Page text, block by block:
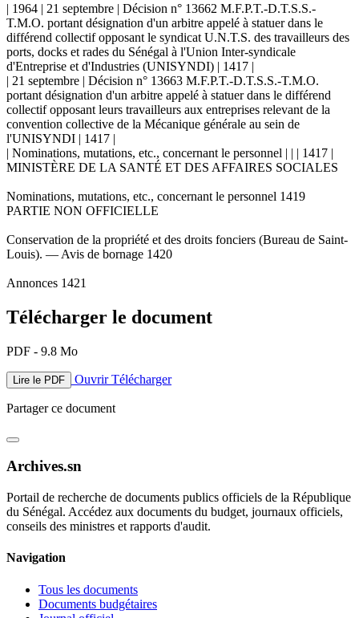
| 1964 | 21 septembre | Décision n° 13662 M.F.P.T.-D.T.S.S.-
T.M.O. portant désignation d'un arbitre appelé à statuer dans le
différend collectif opposant le syndicat U.N.T.S. des travailleurs des
ports, docks et rades du Sénégal à l'Union Inter-syndicale
d'Entreprise et d'Industries (UNISYNDI) | 1417 |
| 21 septembre | Décision n° 13663 M.F.P.T.-D.T.S.S.-T.M.O.
portant désignation d'un arbitre appelé à statuer dans le différend
collectif opposant leurs travailleurs aux entreprises relevant de la
convention collective de la Mécanique générale au sein de
l'UNISYNDI | 1417 |
| Nominations, mutations, etc., concernant le personnel | | | 1417 |
MINISTÈRE DE LA SANTÉ ET DES AFFAIRES SOCIALES
Nominations, mutations, etc., concernant le personnel 1419
PARTIE NON OFFICIELLE
Conservation de la propriété et des droits fonciers (Bureau de Saint-
Louis). — Avis de bornage 1420
Annonces 1421
Télécharger le document
PDF - 9.8 Mo
Lire le PDF OuvrirTélécharger
Partager ce document
Archives.sn
Portail de recherche de documents publics officiels de la République
du Sénégal. Accédez aux documents du budget, journaux officiels,
conseils des ministres et rapports d'audit.
Navigation
Tous les documents
Documents budgétaires